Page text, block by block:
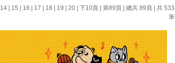
14 15 16 17 18 19 20 下10頁 第89頁 | 總共 89頁 | 共 533
筆